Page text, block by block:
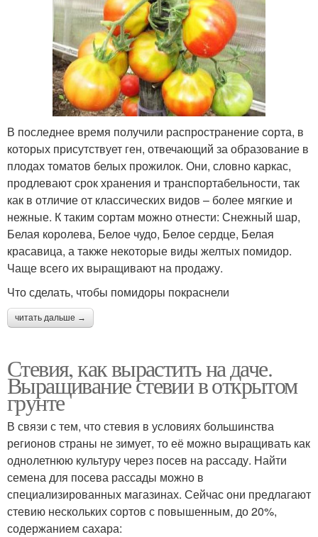
В последнее время получили распространение сорта, в
которых присутствует ген, отвечающий за образование в
плодах томатов белых прожилок. Они, словно каркас,
продлевают срок хранения и транспортабельности, так
как в отличие от классических видов – более мягкие и
нежные. К таким сортам можно отнести: Снежный шар,
Белая королева, Белое чудо, Белое сердце, Белая
красавица, а также некоторые виды желтых помидор.
Чаще всего их выращивают на продажу.
Что сделать, чтобы помидоры покраснели
читать дальше →
Стевия, как вырастить на даче.
Выращивание стевии в открытом
грунте
В связи с тем, что стевия в условиях большинства
регионов страны не зимует, то её можно выращивать как
однолетнюю культуру через посев на рассаду. Найти
семена для посева рассады можно в
специализированных магазинах. Сейчас они предлагают
стевию нескольких сортов с повышенным, до 20%,
содержанием сахара: